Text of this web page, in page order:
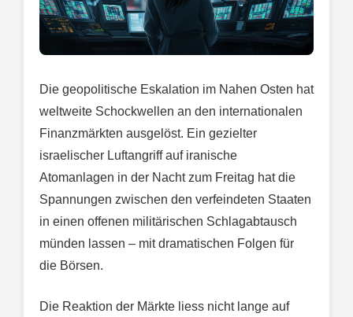
Die geopolitische Eskalation im Nahen Osten hat
weltweite Schockwellen an den internationalen
Finanzmärkten ausgelöst. Ein gezielter
israelischer Luftangriff auf iranische
Atomanlagen in der Nacht zum Freitag hat die
Spannungen zwischen den verfeindeten Staaten
in einen offenen militärischen Schlagabtausch
münden lassen – mit dramatischen Folgen für
die Börsen.
Die Reaktion der Märkte liess nicht lange auf